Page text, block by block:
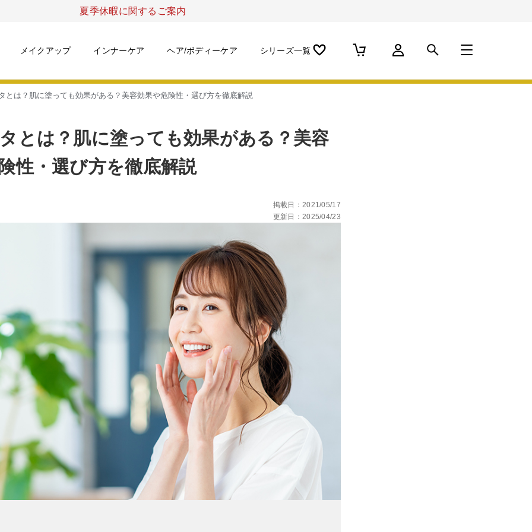
夏季休暇に関するご案内
メイクアップ インナーケア ヘア/ボディーケア シリーズ一覧
とは？肌に塗っても効果がある？美容効果や危険性・選び方を徹底解説
とは？肌に塗っても効果がある？美容
性・選び方を徹底解説
掲載日：2021/05/17
更新日：2025/04/23